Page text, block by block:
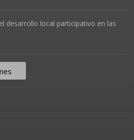
desarrollo local participativo en las